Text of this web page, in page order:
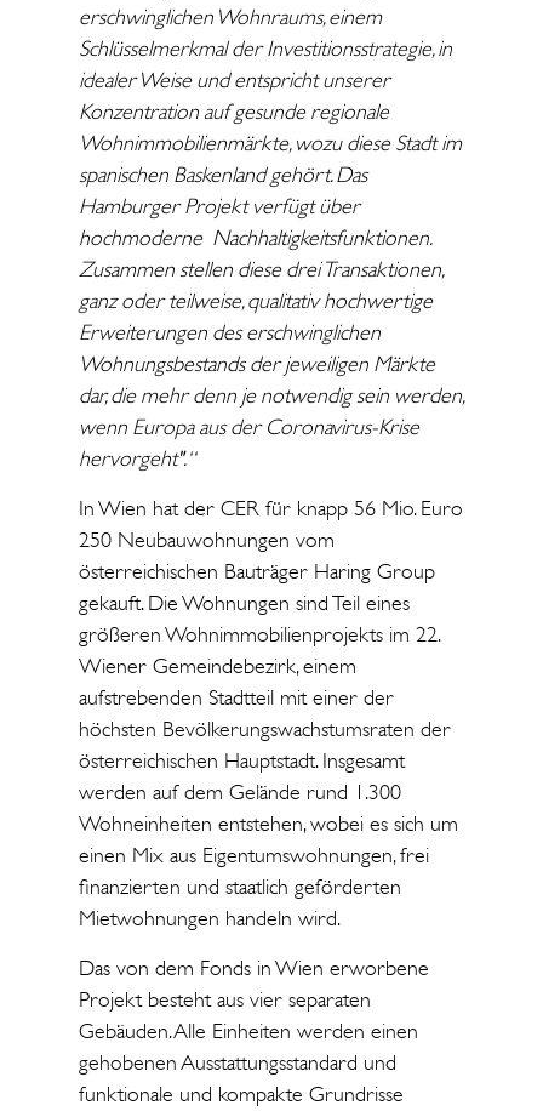
erschwinglichen Wohnraums, einem
Schlüsselmerkmal der Investitionsstrategie, in
idealer Weise und entspricht unserer
Konzentration auf gesunde regionale
Wohnimmobilienmärkte, wozu diese Stadt im
spanischen Baskenland gehört. Das
Hamburger Projekt verfügt über
hochmoderne Nachhaltigkeitsfunktionen.
Zusammen stellen diese drei Transaktionen,
ganz oder teilweise, qualitativ hochwertige
Erweiterungen des erschwinglichen
Wohnungsbestands der jeweiligen Märkte
dar, die mehr denn je notwendig sein werden,
wenn Europa aus der Coronavirus-Krise
hervorgeht".“
In Wien hat der CER für knapp 56 Mio. Euro
250 Neubauwohnungen vom
österreichischen Bauträger Haring Group
gekauft. Die Wohnungen sind Teil eines
größeren Wohnimmobilienprojekts im 22.
Wiener Gemeindebezirk, einem
aufstrebenden Stadtteil mit einer der
höchsten Bevölkerungswachstumsraten der
österreichischen Hauptstadt. Insgesamt
werden auf dem Gelände rund 1.300
Wohneinheiten entstehen, wobei es sich um
einen Mix aus Eigentumswohnungen, frei
finanzierten und staatlich geförderten
Mietwohnungen handeln wird.
Das von dem Fonds in Wien erworbene
Projekt besteht aus vier separaten
Gebäuden. Alle Einheiten werden einen
gehobenen Ausstattungsstandard und
funktionale und kompakte Grundrisse